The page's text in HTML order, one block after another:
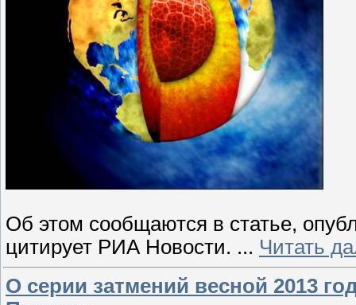
Об этом сообщаются в статье,
цитирует РИА Новости. ... Читать
О серии затмений весной 2013